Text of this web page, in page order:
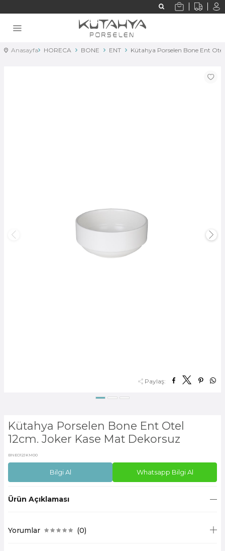
Anasayfa HORECA BONE ENT Kütahya Porselen Bone Ent
Paylaş:
Kütahya Porselen Bone Ent Otel
12cm. Joker Kase Mat Dekorsuz
BNEO12JKM00
Bilgi Al Whatsapp Bilgi Al
Ürün Açıklaması
Yorumlar (0)